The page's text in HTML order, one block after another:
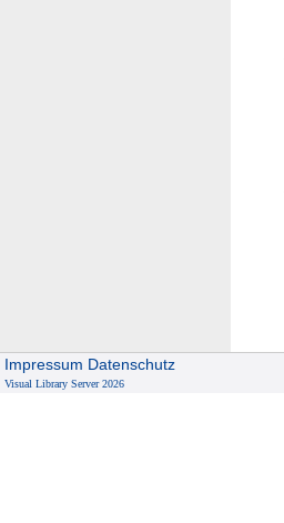
Impressum Datenschutz
Visual Library Server 2026